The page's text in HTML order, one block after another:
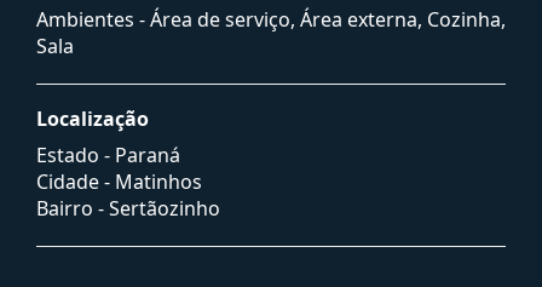
Ambientes - Área de serviço, Área externa, Cozinha,
Sala
Localização
Estado - Paraná
Cidade - Matinhos
Bairro -Sertãozinho